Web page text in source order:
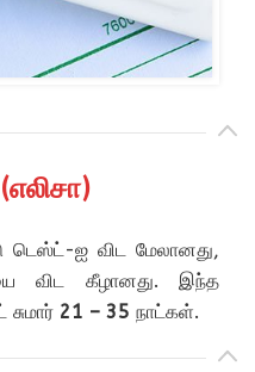
டெஸ்ட்-ஐ விட மேலானது,
விட கீழானது. இந்த
21 – 35 நாட்கள்.